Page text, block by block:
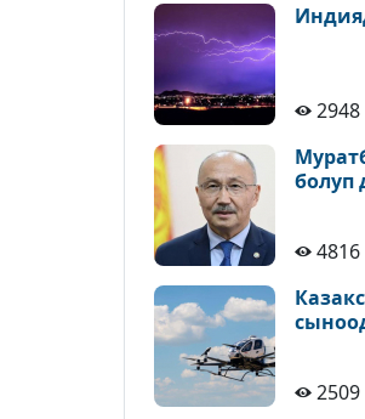
2948
4816
2509